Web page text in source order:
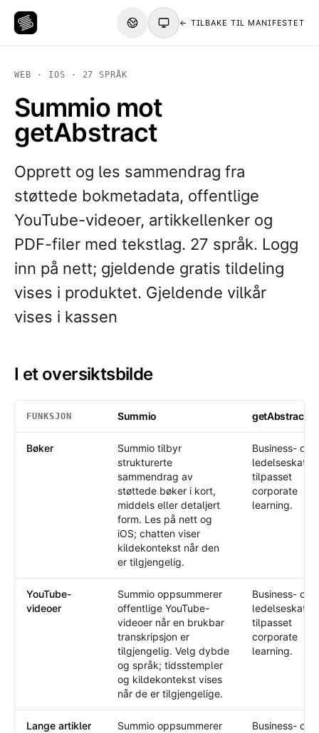
← TILBAKE TIL MANIFESTET
WEB · IOS · 27 SPRÅK
Summio mot
getAbstract
Opprett og les sammendrag fra
støttede bokmetadata, offentlige
YouTube-videoer, artikkellenker og
PDF-filer med tekstlag. 27 språk. Logg
inn på nett; gjeldende gratis tildeling
vises i produktet. Gjeldende vilkår
vises i kassen
I et oversiktsbilde
FUNKSJON Summio getAbstract
Bøker
Summio tilbyr
strukturerte
sammendrag av
støttede bøker i kort,
middels eller detaljert
form. Les på nett og
iOS; chatten viser
kildekontekst når den
er tilgjengelig.
Business- og
tilpasset
corporate
learning.
YouTube-
videoer
Summio oppsummerer
offentlige YouTube-
videoer når en brukbar
transkripsjon er
tilgjengelig. Velg dybde
og språk; tidsstempler
og kildekontekst vises
når de er tilgjengelige.
Business- og
tilpasset
corporate
learning.
Lange artikler
Summio oppsummerer
Business- og